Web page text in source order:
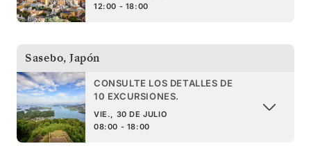
12:00 - 18:00
Sasebo, Japón
CONSULTE LOS DETALLES DE
10 EXCURSIONES.
VIE., 30 DE JULIO
08:00 - 18:00